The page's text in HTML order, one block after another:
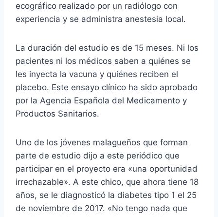
ecográfico realizado por un radiólogo con
experiencia y se administra anestesia local.
La duración del estudio es de 15 meses. Ni los
pacientes ni los médicos saben a quiénes se
les inyecta la vacuna y quiénes reciben el
placebo. Este ensayo clínico ha sido aprobado
por la Agencia Española del Medicamento y
Productos Sanitarios.
Uno de los jóvenes malagueños que forman
parte de estudio dijo a este periódico que
participar en el proyecto era «una oportunidad
irrechazable». A este chico, que ahora tiene 18
años, se le diagnosticó la diabetes tipo 1 el 25
de noviembre de 2017. «No tengo nada que